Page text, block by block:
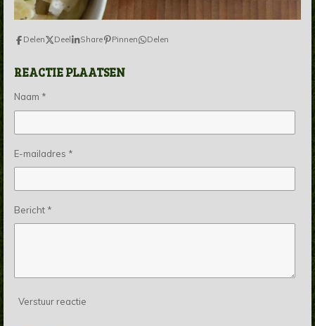
Delen Deel Share Pinnen Delen
REACTIE PLAATSEN
Naam *
E-mailadres *
Bericht *
Verstuur reactie